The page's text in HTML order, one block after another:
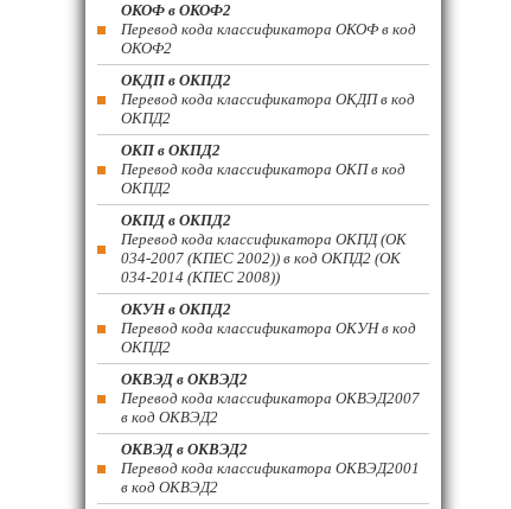
ОКОФ в ОКОФ2
Перевод кода классификатора ОКОФ в код
ОКОФ2
ОКДП в ОКПД2
Перевод кода классификатора ОКДП в код
ОКПД2
ОКП в ОКПД2
Перевод кода классификатора ОКП в код
ОКПД2
ОКПД в ОКПД2
Перевод кода классификатора ОКПД (ОК
034-2007 (КПЕС 2002)) в код ОКПД2 (ОК
034-2014 (КПЕС 2008))
ОКУН в ОКПД2
Перевод кода классификатора ОКУН в код
ОКПД2
ОКВЭД в ОКВЭД2
Перевод кода классификатора ОКВЭД2007
в код ОКВЭД2
ОКВЭД в ОКВЭД2
Перевод кода классификатора ОКВЭД2001
в код ОКВЭД2